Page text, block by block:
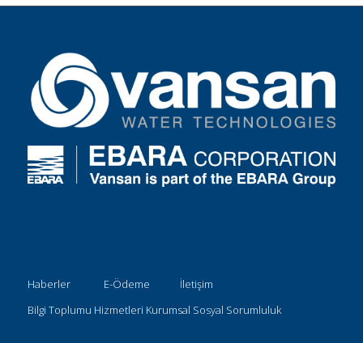
Haberler E-Ödeme
İletişim
Bilgi Toplumu Hizmetleri Kurumsal Sosyal Sorumluluk